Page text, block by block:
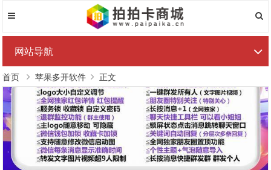
网站导航
首页 苹果多开软件 正文